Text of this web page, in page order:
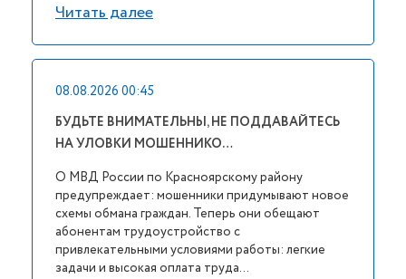
Читать далее
08.08.2026 00:45
БУДЬТЕ ВНИМАТЕЛЬНЫ, НЕ ПОДДАВАЙТЕСЬ
НА УЛОВКИ МОШЕННИКО…
О МВД России по Красноярскому району
предупреждает: мошенники придумывают новое
схемы обмана граждан. Теперь они обещают
абонентам трудоустройство с
привлекательными условиями работы: легкие
задачи и высокая оплата труда...